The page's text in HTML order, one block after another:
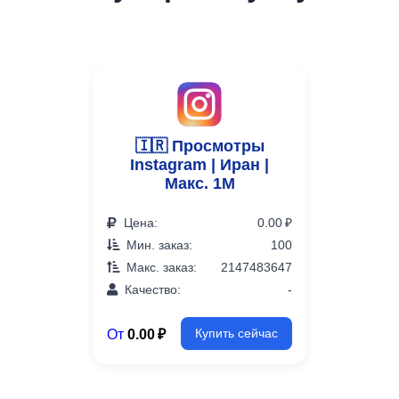
🇮🇷 Просмотры
Instagram | Иран |
Макс. 1М
Цена:
0.00 ₽
Мин. заказ:
100
Макс. заказ:
2147483647
Качество:
-
От 0.00 ₽ Купить сейчас